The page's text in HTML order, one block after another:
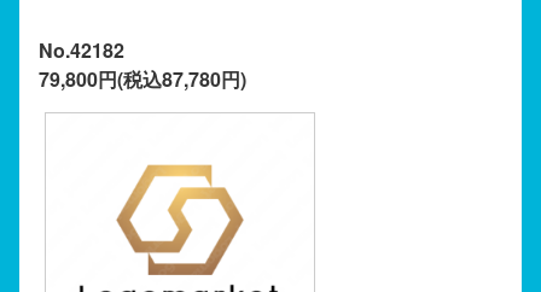
No.42182
79,800円(税込87,780円)